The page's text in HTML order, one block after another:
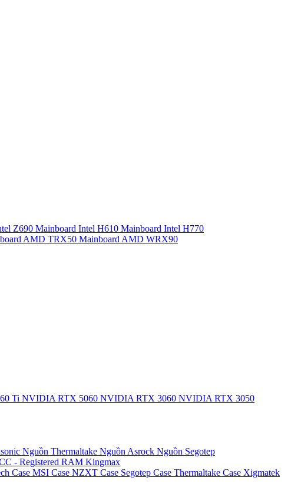
Z690 Mainboard Intel H610 Mainboard Intel H770
AMD TRX50 Mainboard AMD WRX90
Ti NVIDIA RTX 5060 NVIDIA RTX 3060 NVIDIA RTX 3050
Nguồn Thermaltake Nguồn Asrock Nguồn Segotep
- Registered RAM Kingmax
Case MSI Case NZXT Case Segotep Case Thermaltake Case Xigmatek